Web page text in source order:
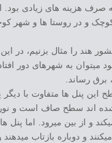
صرف هزینه های زیادی بود.
و در روستا ها و شهر
هند را مثال بزنیم، در
میتوان به شهرهای دور
برق رساند.
پنل ها متفاوت با دیگر
اند سطح صاف است و نور
و از بین میرود. اما
و دوباره بازتاب میدهند